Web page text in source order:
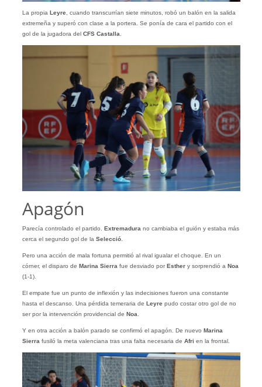
La propia Leyre, cuando transcurrían siete minutos, robó un balón en la salida
extremeña y superó con clase a la portera. Se ponía de cara el partido con el
gol de la jugadora del CFS Castalla.
Apagón
Parecía controlado el partido. Extremadura no cambiaba el guión y estaba más
cerca el segundo gol de la Selecció.
Pero una acción de mala fortuna permitió al rival igualar el choque. En un
córner, el disparo de Marina Sierra fue desviado porEsthery sorprendió a Noa
(1-1).
El empate fue un punto de inflexión y las indecisiones fueron una constante
hasta el descanso. Una pérdida temeraria de Leyrepudo costar otro gol de no
ser por la intervención providencial de Noa
Y en otra acción a balón parado se confirmó el apagón. De nuevo Marina
Sierra fusiló la meta valenciana tras una falta necesaria de Afri en la frontal.